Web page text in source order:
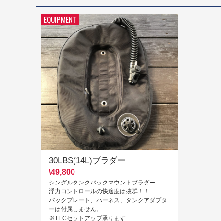
EQUIPMENT
30LBS(14L)ブラダー
\49,800
シングルタンクバックマウントブラダー
浮力コントロールの快適度は抜群！！
バックプレート、ハーネス、タンクアダプタ
ーは付属しません。
※TECセットアップ承ります